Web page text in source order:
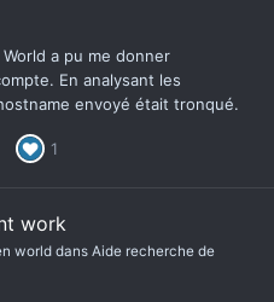
a pu me donner
En analysant les
envoyé était tronqué.
1
work
world dans Aide recherche de